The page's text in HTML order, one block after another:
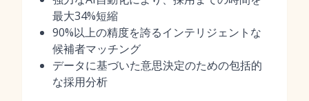
最大34%短縮
90%以上の精度を誇るインテリジェントな
候補者マッチング
データに基づいた意思決定のための包括的
な採用分析